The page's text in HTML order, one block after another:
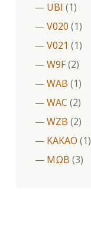
UBI (1)
V020 (1)
V021 (1)
W9F(2)
WAB (1)
WAC (2)
WZB (2)
ΚΑΚΑΟ (1)
ΜΩΒ (3)